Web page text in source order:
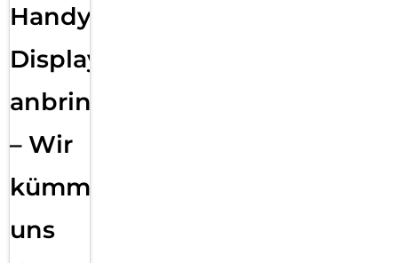
Handy
Displayfolie
anbringen
– Wir
kümmern
uns